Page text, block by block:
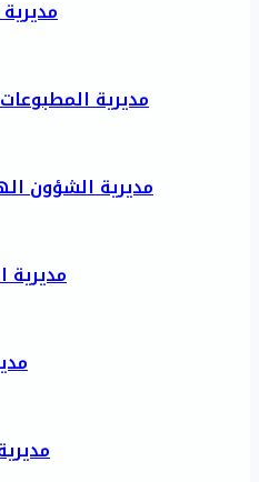
مديرية
مديرية الشؤون
مديرية